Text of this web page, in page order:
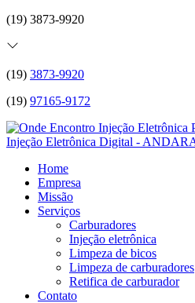
(19) 3873-9920
(19) 3873-9920
(19) 97165-9172
Home
Empresa
Missão
Serviços
Carburadores
Injeção eletrônica
Limpeza de bicos
Limpeza de carburadores
Retifica de carburador
Contato